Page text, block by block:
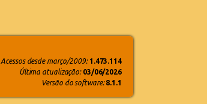
Acessos desde março/2009: 1.473.114
Última atualização: 03/06/2026
Versão do software: 8.1.1